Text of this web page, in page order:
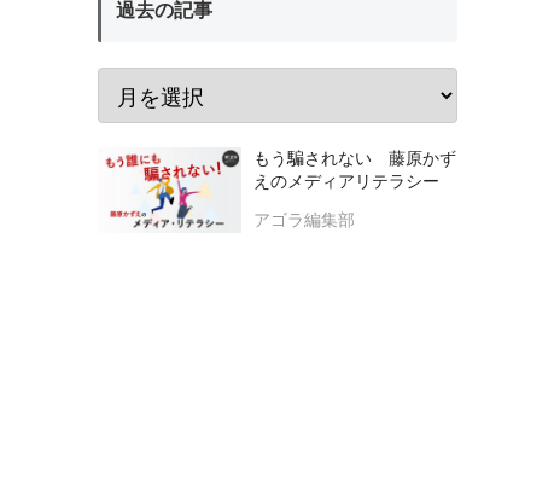
過去の記事
もう騙されない 藤原かず
えのメディアリテラシー
アゴラ編集部